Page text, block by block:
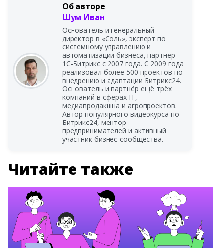
Об авторе
Шум Иван
Основатель и генеральный
директор в «Соль», эксперт по
системному управлению и
автоматизации бизнеса, партнёр
1С-Битрикс с 2007 года. С 2009 года
реализовал более 500 проектов по
внедрению и адаптации Битрикс24.
Основатель и партнёр ещё трёх
компаний в сферах IT,
медиапродакшна и агропроектов.
Автор популярного видеокурса по
Битрикс24, ментор
предпринимателей и активный
участник бизнес-сообщества.
Читайте также